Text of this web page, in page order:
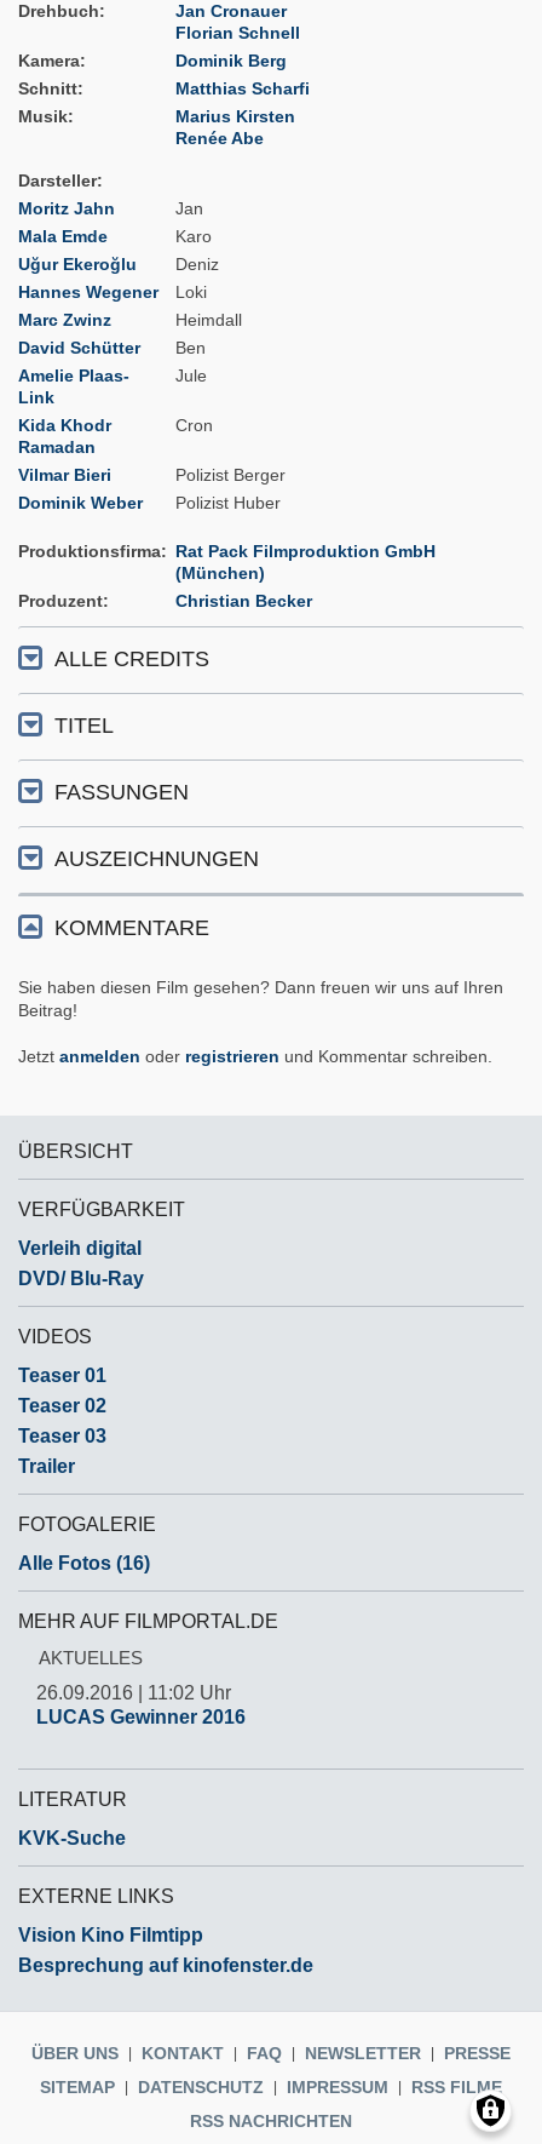
Drehbuch
Jan Cronauer
Florian Schnell
Kamera
Dominik Berg
Schnitt
Matthias Scharfi
Musik
Marius Kirsten
Renée Abe
Darsteller
Moritz Jahn
Jan
Mala Emde
Karo
Uğur Ekeroğlu
Deniz
Hannes Wegener
Loki
Marc Zwinz
Heimdall
David Schütter
Ben
Amelie Plaas-
Link
Jule
Kida Khodr
Ramadan
Cron
Vilmar Bieri
Polizist Berger
Dominik Weber
Polizist Huber
Produktionsfirma
Rat Pack Filmproduktion GmbH
(München)
Produzent
Christian Becker
ALLE CREDITS
TITEL
FASSUNGEN
AUSZEICHNUNGEN
KOMMENTARE
Sie haben diesen Film gesehen? Dann freuen wir uns auf Ihren
Beitrag!
Jetzt anmelden oder registrieren und Kommentar schreiben.
ÜBERSICHT
VERFÜGBARKEIT
Verleih digital
DVD/ Blu-Ray
VIDEOS
Teaser 01
Teaser 02
Teaser 03
Trailer
FOTOGALERIE
Alle Fotos (16)
MEHR AUF FILMPORTAL.DE
AKTUELLES
26.09.2016 | 11:02 Uhr
LUCAS Gewinner 2016
LITERATUR
KVK-Suche
EXTERNE LINKS
Vision Kino Filmtipp
Besprechung auf kinofenster.de
ÜBER UNS KONTAKT FAQ NEWSLETTER
PRESSE
SITEMAP
DATENSCHUTZ IMPRESSUM
RSS FILME
RSS NACHRICHTEN